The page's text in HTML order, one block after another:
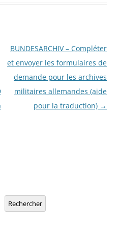
BUNDESARCHIV – Compléter
et envoyer les formulaires de
demande pour les archives
militaires allemandes (aide
pour la traduction) →
Rechercher